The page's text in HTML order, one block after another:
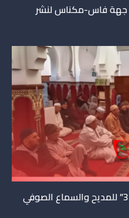
جهة فاس-مكناس لنشر